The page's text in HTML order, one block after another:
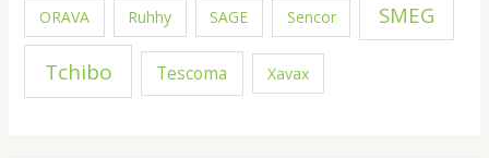
ORAVA Ruhhy SAGE Sencor SMEG
Tchibo Tescoma Xavax